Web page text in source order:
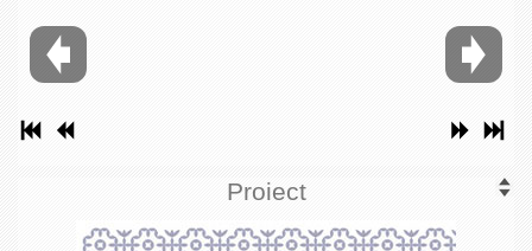
Proiect